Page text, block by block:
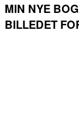
MIN NYE
BILLEDET